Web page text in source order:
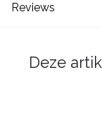
Reviews
Deze